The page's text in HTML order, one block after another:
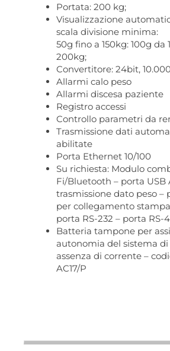
Portata: 200 kg;
Visualizzazione
scala divisione minima:
50g fino a 150kg: 100g da
200kg;
Convertitore: 24bit,
Allarmi calo peso
Allarmi discesa paziente
Registro accessi
Controllo parametri da
Trasmissione dati
abilitate
Porta Ethernet 10/100
Su richiesta: Modulo
Fi/Bluetooth – porta USB
trasmissione dato peso –
per collegamento
porta RS-232 – porta RS-
Batteria tampone per
autonomia del sistema di
assenza di corrente –
AC17/P